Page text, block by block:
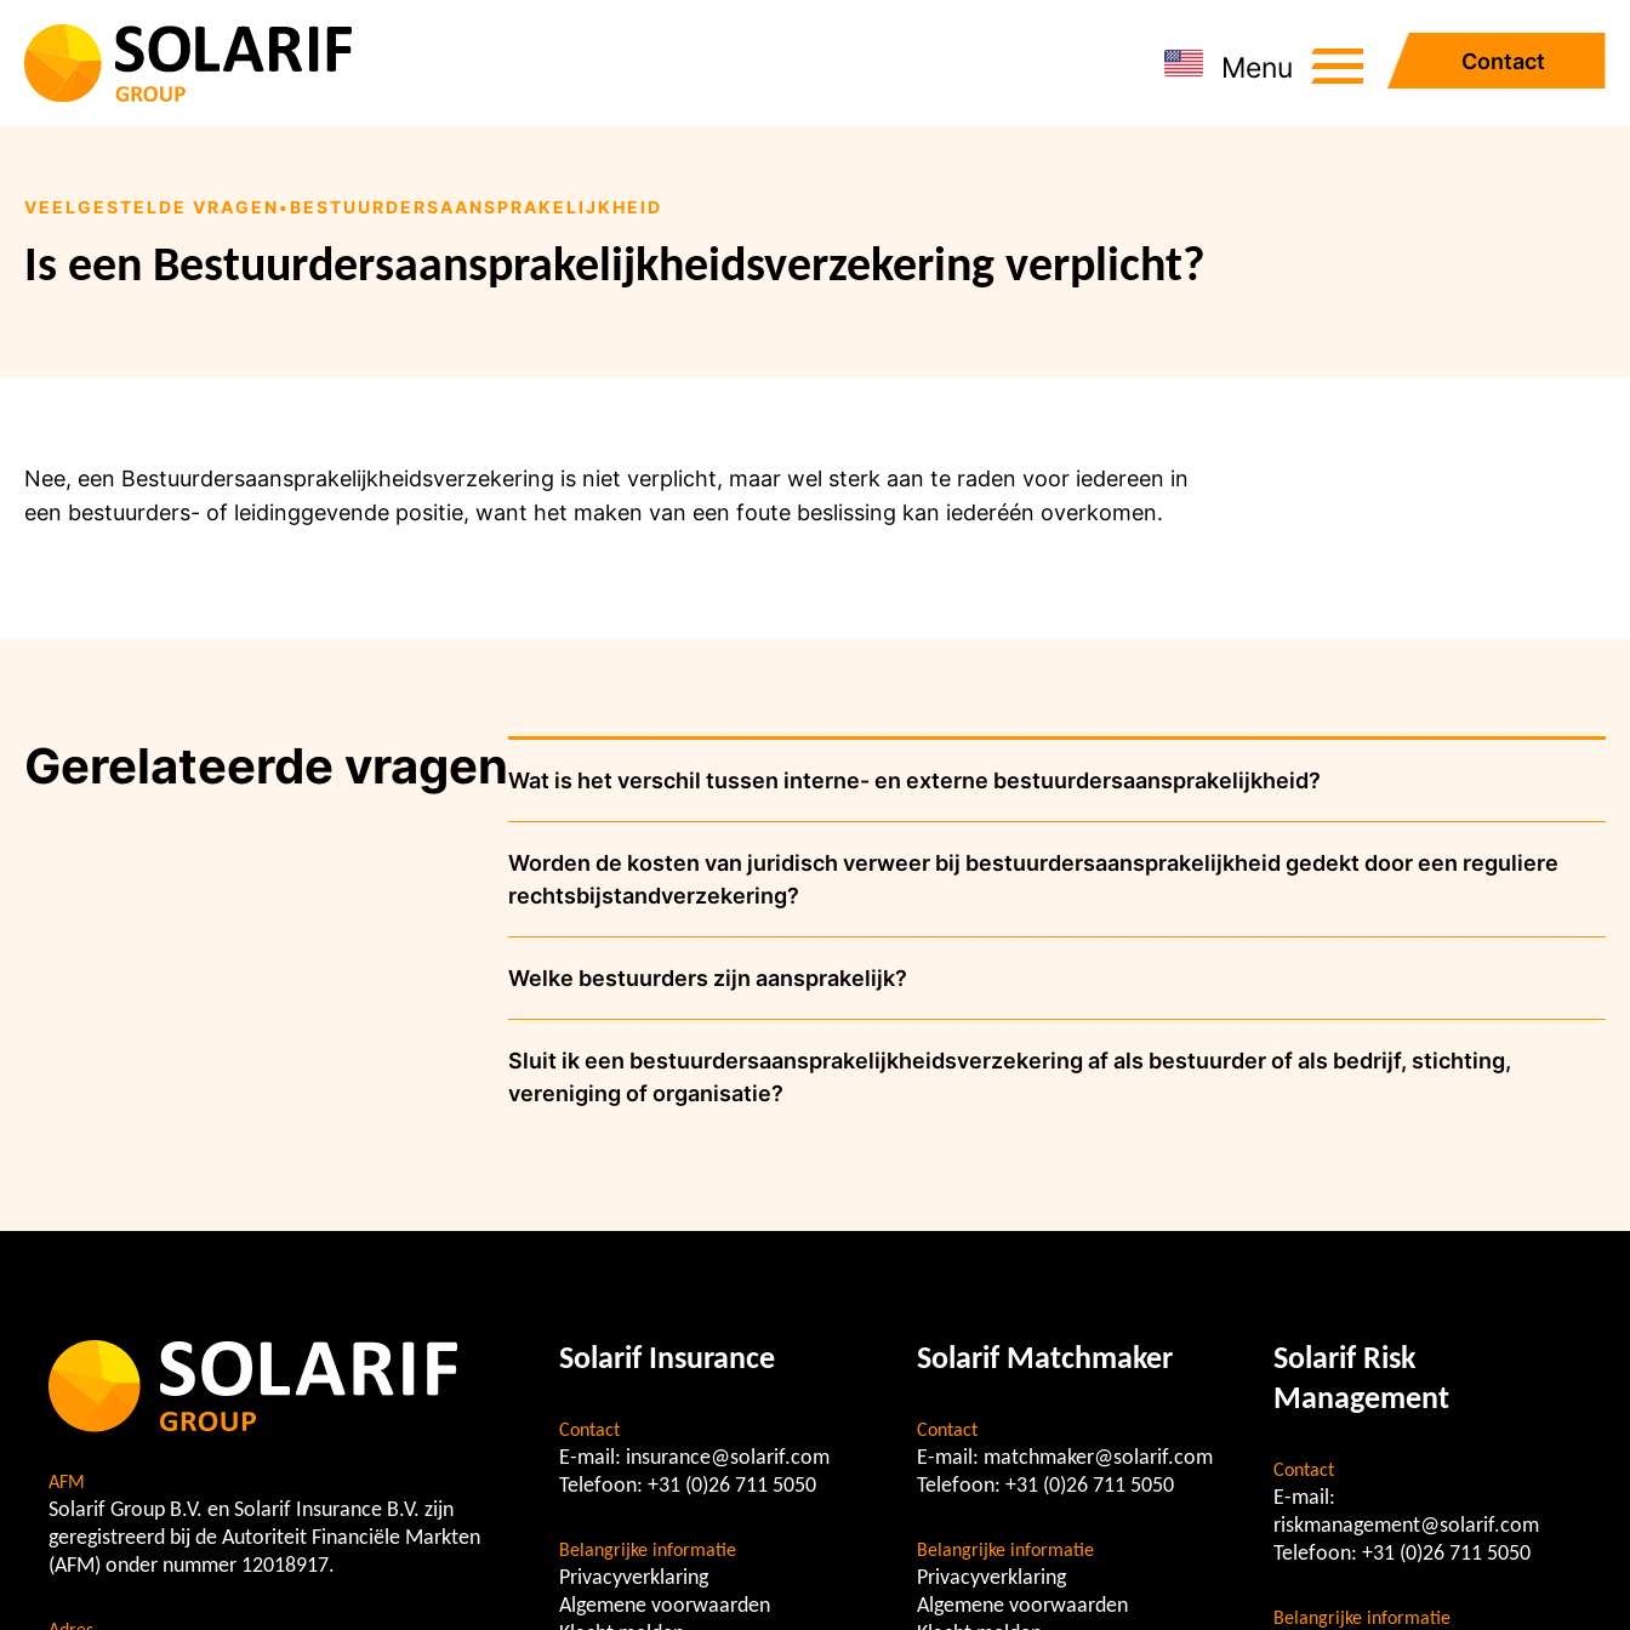
naar
Menu Contact
VEELGESTELDE VRAGEN•BESTUURDERSAANSPRAKELIJKHEID
Is een Bestuurdersaansprakelijkheidsverzekering verplicht?
Nee, een Bestuurdersaansprakelijkheidsverzekering is niet verplicht, maar wel sterk aan te raden voor iedereen in
een bestuurders- of leidinggevende positie, want het maken van een foute beslissing kan iederéén overkomen.
Gerelateerde vragenWat is het verschil tussen interne- en externe bestuurdersaansprakelijkheid?
Worden de kosten van juridisch verweer bij bestuurdersaansprakelijkheid gedekt door een reguliere
rechtsbijstandverzekering?
Welke bestuurders zijn aansprakelijk?
Sluit ik een bestuurdersaansprakelijkheidsverzekering af als bestuurder of als bedrijf, stichting,
vereniging of organisatie?
AFM
Solarif Group B.V. en Solarif Insurance B.V. zijn
geregistreerd bij de Autoriteit Financiële Markten
(AFM) onder nummer 12018917.
Solarif Insurance
Contact
E-mail: insurance@solarif.com
Telefoon:+31 (0)26 711 5050
Belangrijke informatie
Privacyverklaring
Algemene voorwaarden
Solarif Matchmaker
Contact
E-mail: matchmaker@solarif.com
Telefoon: +31 (0)26 711 5050
Belangrijke informatie
Privacyverklaring
Algemene voorwaarden
Solarif Risk
Management
Contact
E-mail:
riskmanagement@solarif.com
Telefoon: +31 (0)26 711 5050
Belangrijke informatie